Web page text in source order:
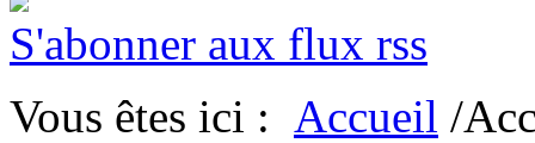
S'abonner aux flux rss
Vous êtes ici : Accueil /